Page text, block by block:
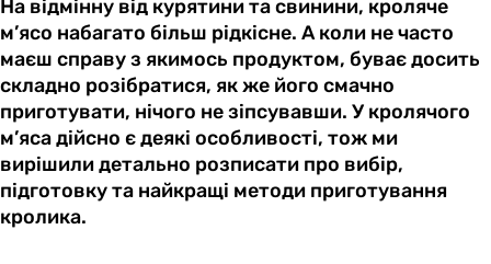
На відмінну від курятини та свинини, кроляче
м’ясо набагато більш рідкісне. А коли не часто
маєш справу з якимось продуктом, буває досить
складно розібратися, як же його смачно
приготувати, нічого не зіпсувавши. У кролячого
м’яса дійсно є деякі особливості, тож ми
вирішили детально розписати про вибір,
підготовку та найкращі методи приготування
кролика.